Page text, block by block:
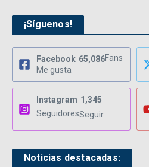
¡Síguenos!
Facebook 65,086Fans
Me gusta
Instagram 1,345
SeguidoresSeguir
Noticias destacadas: